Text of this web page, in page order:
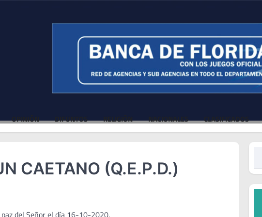
OPINIÓN DIFUNTOS RELIGIÓN NACIONALES CLASIFICADOS
CAETANO (Q.E.P.D.)
paz del Señor el día 16-10-2020.